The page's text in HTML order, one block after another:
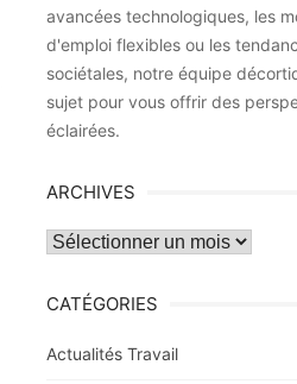
avancées technologiques, les
d'emploi flexibles ou les
sociétales, notre équipe
sujet pour vous offrir des
éclairées.
ARCHIVES
Archives
CATÉGORIES
Actualités Travail